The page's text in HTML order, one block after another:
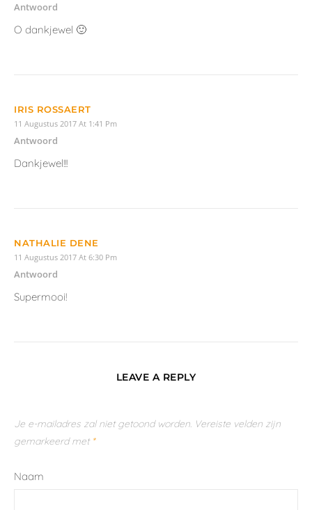
Antwoord
O dankjewel 🙂
IRIS ROSSAERT
11 Augustus 2017 At 1:41 Pm
Antwoord
Dankjewel!!!
NATHALIE DENE
11 Augustus 2017 At 6:30 Pm
Antwoord
Supermooi!
LEAVE A REPLY
Je e-mailadres zal niet getoond worden. Vereiste velden zijn
gemarkeerd met *
Naam